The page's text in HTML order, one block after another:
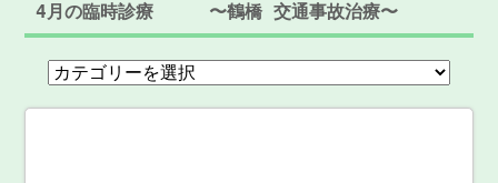
4月の臨時診療 〜鶴橋 交通事故治療〜